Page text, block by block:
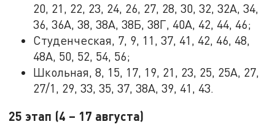
20, 21, 22, 23, 24, 26, 27, 28, 30, 32, 32А, 34,
36, 36А, 38, 38А, 38Б, 38Г, 40А, 42, 44, 46;
Студенческая, 7, 9, 11, 37, 41, 42, 46, 48,
48А, 50, 52, 54, 56;
Школьная, 8, 15, 17, 19, 21, 23, 25, 25А, 27,
27/1, 29, 33, 35, 37, 38А, 39, 41, 43.
25 этап (4 – 17 августа)